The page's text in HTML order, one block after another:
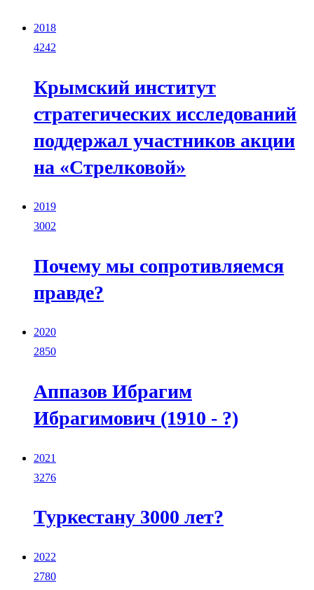
2018
4242
Крымский институт
стратегических исследований
поддержал участников акции
на «Стрелковой»
2019
3002
Почему мы сопротивляемся
правде?
2020
2850
Аппазов Ибрагим
Ибрагимович (1910 - ?)
2021
3276
Туркестану 3000 лет?
2022
2780